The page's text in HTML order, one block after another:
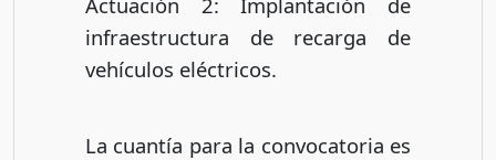
infraestructura de recarga de
vehículos eléctricos.
La cuantía para la convocatoria es